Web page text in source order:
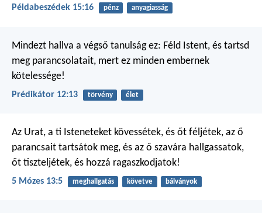
Példabeszédek 15:16 pénz anyagiasság
Mindezt hallva a végső tanulság ez: Féld Istent, és tartsd
meg parancsolatait, mert ez minden embernek
kötelessége!
Prédikátor 12:13 törvény élet
Az Urat, a ti Isteneteket kövessétek, és őt féljétek, az ő
parancsait tartsátok meg, és az ő szavára hallgassatok,
őt tiszteljétek, és hozzá ragaszkodjatok!
5 Mózes 13:5 meghallgatás követve bálványok